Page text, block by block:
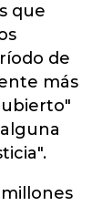
que
de
más